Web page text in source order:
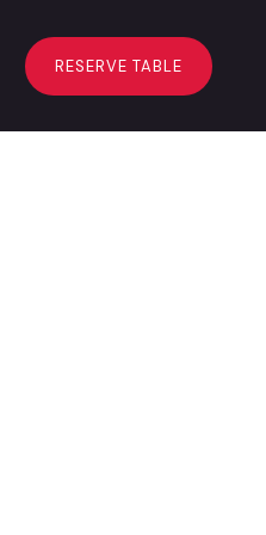
RESERVE TABLE